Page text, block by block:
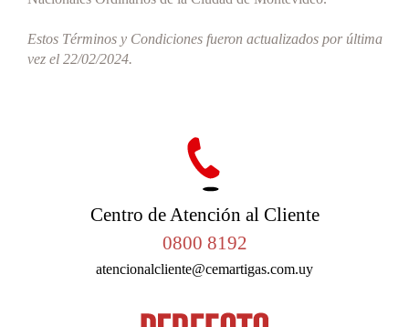
Estos Términos y Condiciones fueron actualizados por última
vez el 22/02/2024.
Centro de Atención al Cliente
0800 8192
atencionalcliente@cemartigas.com.uy